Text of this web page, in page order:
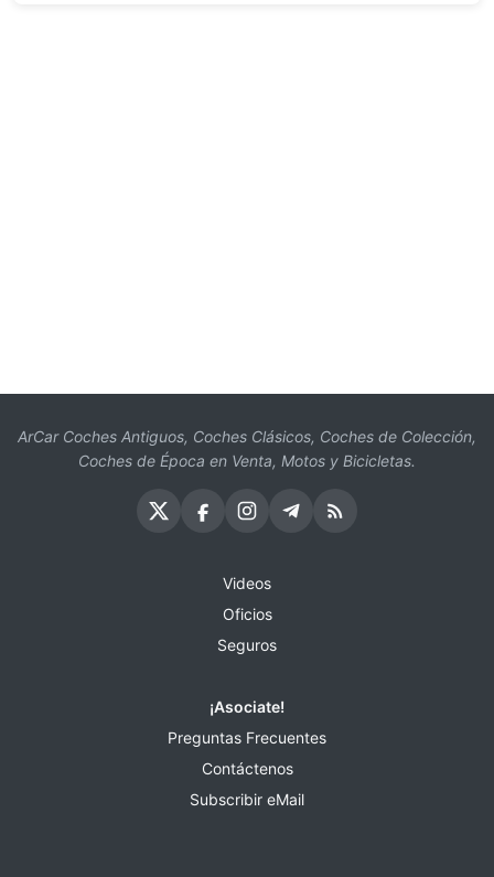
ArCar Coches Antiguos, Coches Clásicos, Coches de Colección,
Coches de Época en Venta, Motos y Bicicletas.
Videos
Oficios
Seguros
¡Asociate!
Preguntas Frecuentes
Contáctenos
Subscribir eMail